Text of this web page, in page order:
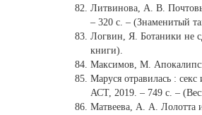
Литвинова, А. В.
– 320 с. – (Знаменитый
Логвин, Я. Ботаники не
книги).
Максимов, М.
Маруся отравилась :
АСТ, 2019. – 749 с. –
Матвеева, А. А. Лолотта